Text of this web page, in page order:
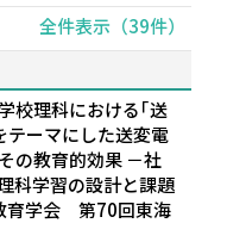
全件表示（39件）
校理科における｢送
テーマにした送変電
の教育的効果 －社
科学習の設計と課題
育学会 第70回東海